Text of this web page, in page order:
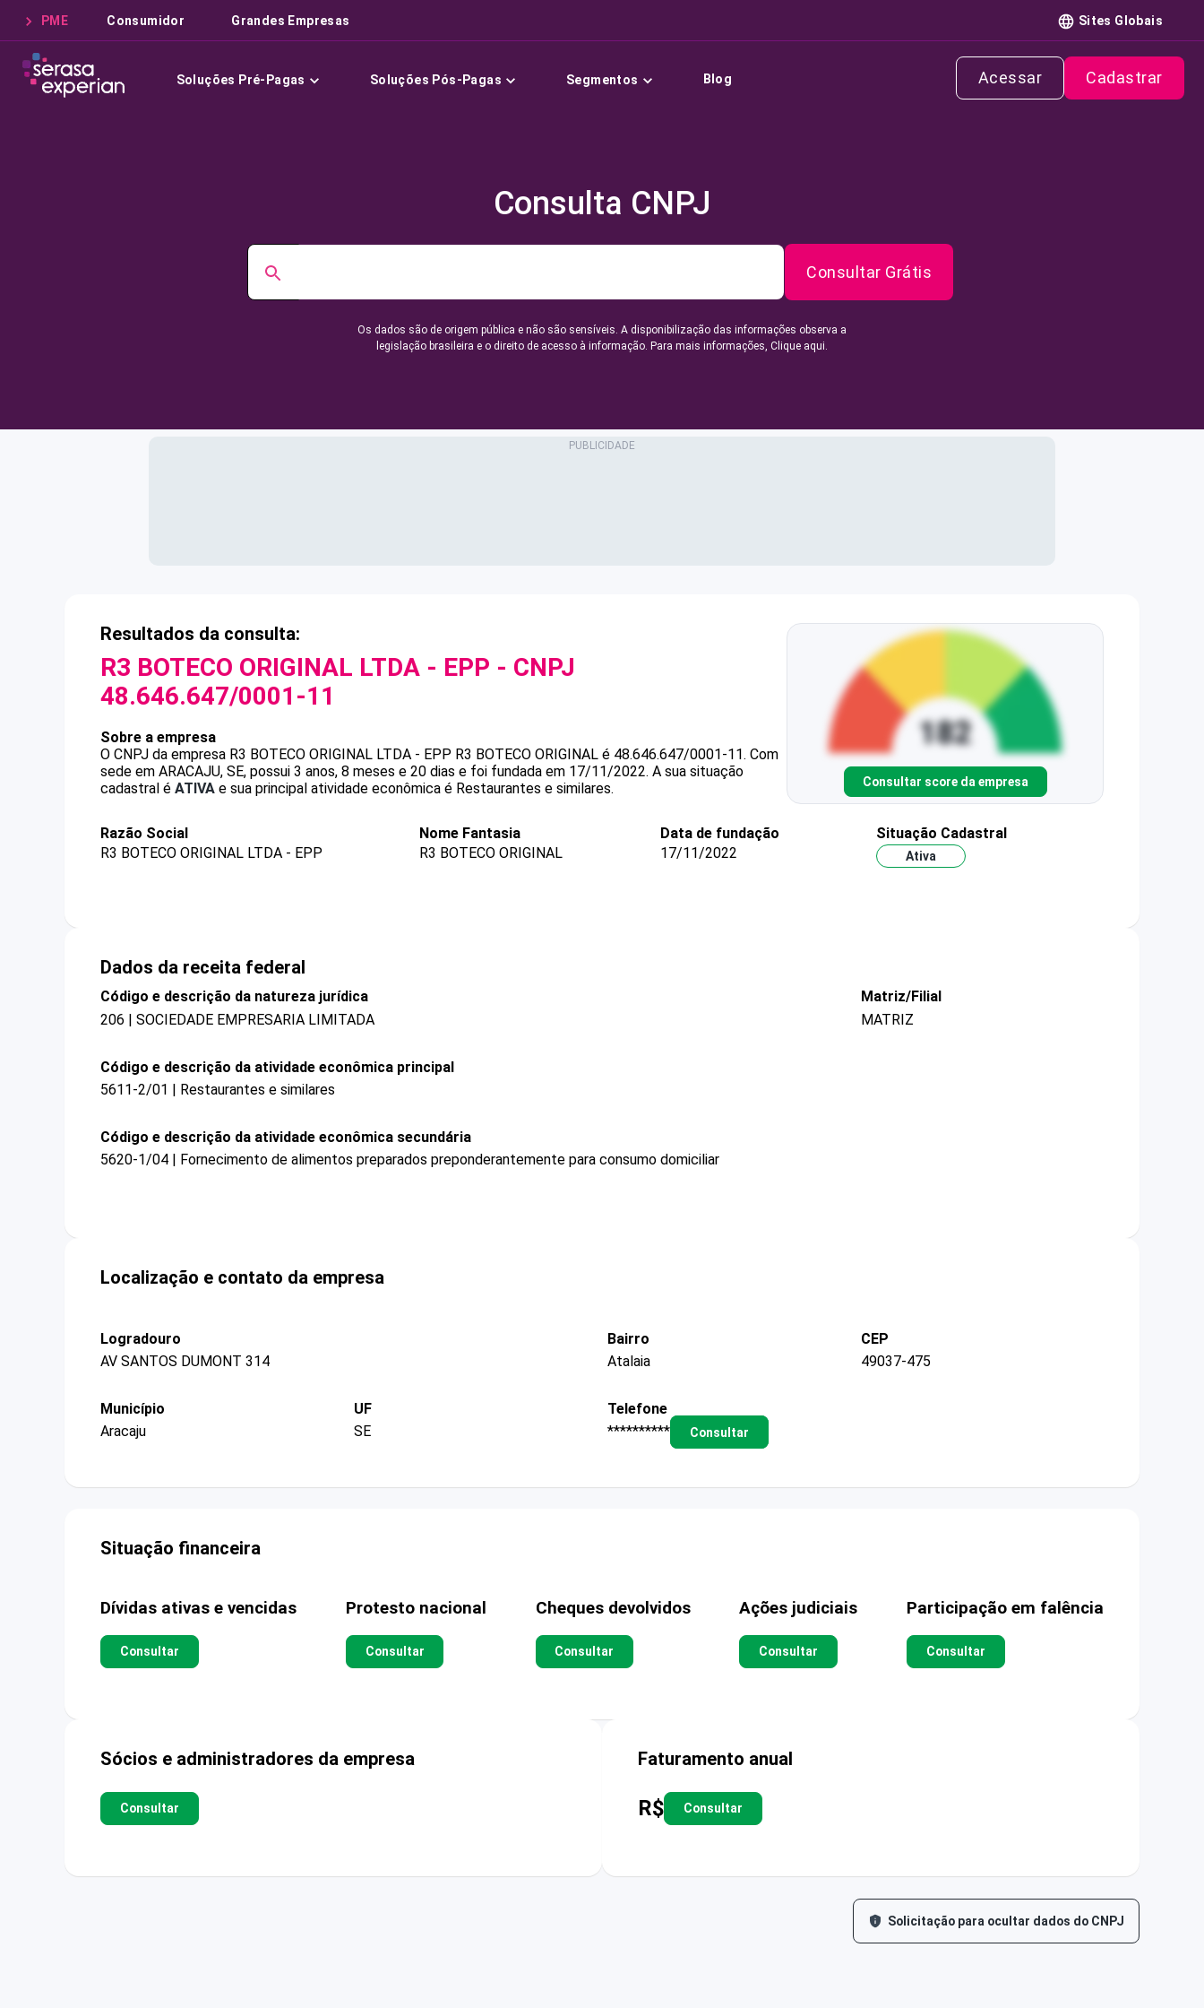
PME Consumidor Grandes Empresas Sites Globais
Soluções Pré-Pagas Soluções Pós-Pagas Segmentos Blog Acessar Cadastrar
Consulta CNPJ
Consultar Grátis
Os dados são de origem pública e não são sensíveis. A disponibilização das informações observa a
legislação brasileira e o direito de acesso à informação. Para mais informações, Clique aqui.
Resultados da consulta:
R3 BOTECO ORIGINAL LTDA - EPP - CNPJ
48.646.647/0001-11
Sobre a empresa
O CNPJ da empresa R3 BOTECO ORIGINAL LTDA - EPP R3 BOTECO ORIGINAL é 48.646.647/0001-11. Com
sede em ARACAJU, SE, possui 3 anos, 8 meses e 20 dias e foi fundada em 17/11/2022. A sua situação
cadastral é ATIVA e sua principal atividade econômica é Restaurantes e similares. Consultar score da empresa
Razão Social
R3 BOTECO ORIGINAL LTDA - EPP
Nome Fantasia
R3 BOTECO ORIGINAL
Data de fundação
17/11/2022
Situação Cadastral
Ativa
Dados da receita federal
Código e descrição da natureza jurídica
206 | SOCIEDADE EMPRESARIA LIMITADA
Matriz/Filial
MATRIZ
Código e descrição da atividade econômica principal
5611-2/01 | Restaurantes e similares
Código e descrição da atividade econômica secundária
5620-1/04 | Fornecimento de alimentos preparados preponderantemente para consumo domiciliar
Localização e contato da empresa
Logradouro
AV SANTOS DUMONT 314
Bairro
Atalaia
CEP
49037-475
Município
Aracaju
UF
SE
Telefone
**********
Consultar
Situação financeira
Dívidas ativas e vencidas
Consultar
Protesto nacional
Consultar
Cheques devolvidos
Consultar
Ações judiciais
Consultar
Participação em falência
Consultar
Sócios e administradores da empresa
Consultar
Faturamento anual
R$ Consultar
Solicitação para ocultar dados do CNPJ